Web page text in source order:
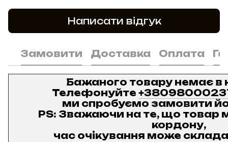
Написати відгук
Замовити Доставка Оплата
Бажаного товару немає в
Телефонуйте
ми спробуємо замовити
PS: Зважаючи на те, що товар
кордону,
час очікування може